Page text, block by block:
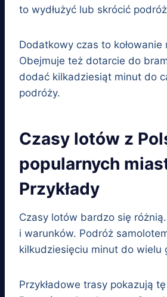
to wydłużyć lub skrócić
Dodatkowy czas to kołowanie
Obejmuje też dotarcie do
dodać kilkadziesiąt minut do
podróży.
Czasy lotów z
popularnych
Przykłady
Czasy lotów bardzo się
i warunków. Podróż
kilkudziesięciu minut do wielu
Przykładowe trasy pokazują